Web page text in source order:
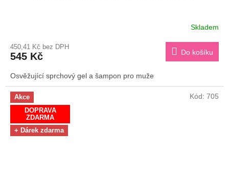
Skladem
450,41 Kč bez DPH
545 Kč Do košíku
Osvěžující sprchový gel a šampon pro muže
Akce
DOPRAVA
ZDARMA
+ Dárek zdarma
Kód: 705